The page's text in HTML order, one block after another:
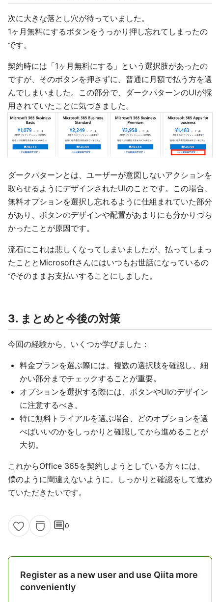
次に大きな落とし穴が待っていました。
1ヶ月無料にするボタンをうっかり押し忘れてしまったの
です。
契約時には「1ヶ月無料にする」という選択肢があったの
ですが、そのボタンを押さずに、普通に月額で払う方を選
んでしまいました。この部分で、ダークパターンのUIが採
用されていたことに気づきました。
ダークパターンとは、ユーザーが意図しないアクションを
取らせるようにデザインされたUIのことです。この場合、
無料オプションを選択し忘れるように仕組まれていた部分
があり、ボタンのデザインや配置があまりにも分かりづら
かったことが原因です。
流石にこれは悲しくなってしまいましたが、払ってしまっ
たこととMicrosoftさんにはいつもお世話になっているの
でそのままお支払いすることにしました。
3. まとめと今後の対策
今回の経験から、いくつか学びました：
料金プランを選ぶ際には、複数の選択肢を確認し、細
かい部分までチェックすることが重要。
オプションを選択する際には、ボタンやUIのデザイン
に注意するべき。
特に無料トライアルを選ぶ場合、どのオプションを選
べばいいのかをしっかりと確認してから進めることが
大切。
これからOffice 365を契約しようとしている方々には、
僕のように間違えないように、しっかりと確認をして進め
ていただきたいです。
comment0
Register as a new user and use Qiita more
conveniently